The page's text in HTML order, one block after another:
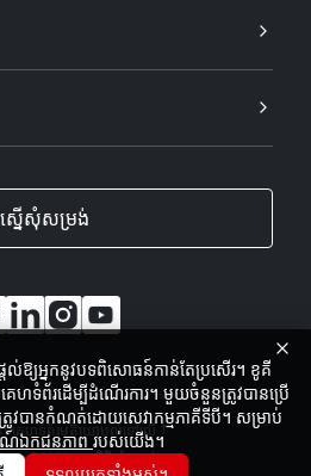
ស្នើសុំសម្រង់
ក្រុម SANY រក្សាសិទ្ធិទាំងអស់
ទីគេហទំព័រមតិយោបល់ទៅលើ
ល់ឱ្យអ្នកនូវបទពិសោធន៍កាន់តែប្រសើរ។ ខូគី
ហទំព័រដើម្បីដំណើរការ។ មួយចំនួនត្រូវបានប្រើ
វបានកំណត់ដោយសេវាកម្មភាគីទីបី។ សម្រាប់
ណ៍ឯកជនភាពរបស់យើង។